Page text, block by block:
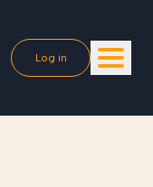
Log in